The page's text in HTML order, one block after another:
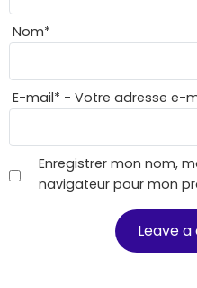
Nom*
E-mail* - Votre adresse e-
Enregistrer mon nom,
navigateur pour mon